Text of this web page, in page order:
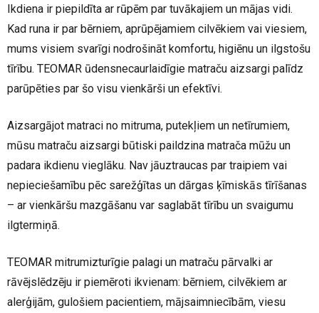
Ikdiena ir piepildīta ar rūpēm par tuvākajiem un mājas vidi.
Kad runa ir par bērniem, aprūpējamiem cilvēkiem vai viesiem,
mums visiem svarīgi nodrošināt komfortu, higiēnu un ilgstošu
tīrību. TEOMAR ūdensnecaurlaidīgie matraču aizsargi palīdz
parūpēties par šo visu vienkārši un efektīvi.
Aizsargājot matraci no mitruma, putekļiem un netīrumiem,
mūsu matraču aizsargi būtiski paildzina matrača mūžu un
padara ikdienu vieglāku. Nav jāuztraucas par traipiem vai
nepieciešamību pēc sarežģītas un dārgas ķīmiskās tīrīšanas
– ar vienkāršu mazgāšanu var saglabāt tīrību un svaigumu
ilgtermiņā.
TEOMAR mitrumizturīgie palagi un matraču pārvalki ar
rāvējslēdzēju ir piemēroti ikvienam: bērniem, cilvēkiem ar
alerģijām, gulošiem pacientiem, mājsaimniecībām, viesu